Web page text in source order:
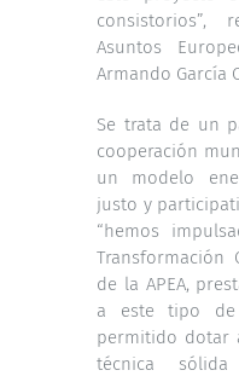
Asuntos
Armando García
Se trata de un
cooperación
un modelo
justo y
“hemos
Transformación
de la APEA,
a este tipo
permitido dotar
técnica